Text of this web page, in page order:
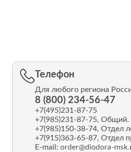
Телефон
Для любого региона
8 (800) 234-56-47
+7(495)231-87-75
+7(985)231-87-75, Общий.
+7(985)150-38-74, Отдел
+7(915)363-65-87, Отдел
E-mail: order@diodora-